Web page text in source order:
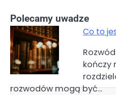
Polecamy uwadze
Co to
kończy
rozwodów mogą być…
Nawigacja
wpisu